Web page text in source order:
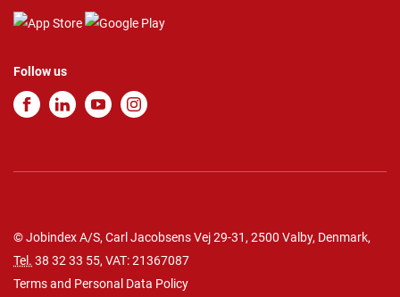
Follow us
© Jobindex A/S, Carl Jacobsens Vej 29-31, 2500 Valby, Denmark,
Tel. 38 32 33 55, VAT: 21367087
Terms and Personal Data Policy